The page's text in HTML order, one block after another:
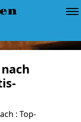
: Top-